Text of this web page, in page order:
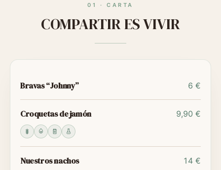
01 · CARTA
COMPARTIR ES VIVIR
Bravas “Johnny” 6 €
Croquetas de jamón 9,90 €
Nuestros nachos 14 €